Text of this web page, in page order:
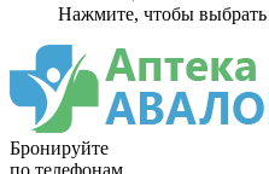
Нажмите, чтобы выбрать
Бронируйте
по телефонам